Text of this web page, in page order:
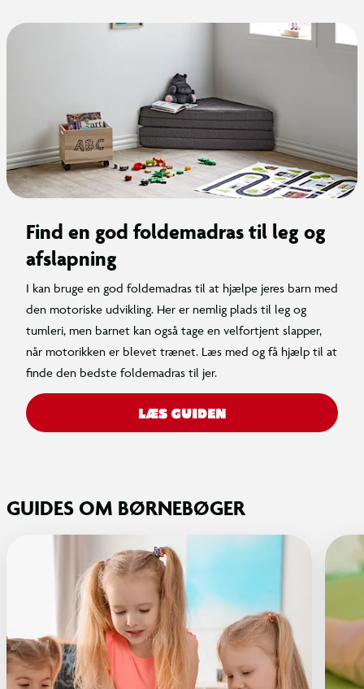
Find en god foldemadras til leg og
afslapning
I kan bruge en god foldemadras til at hjælpe jeres barn med
den motoriske udvikling. Her er nemlig plads til leg og
tumleri, men barnet kan også tage en velfortjent slapper,
når motorikken er blevet trænet. Læs med og få hjælp til at
finde den bedste foldemadras til jer.
LÆS GUIDEN
GUIDES OM BØRNEBØGER